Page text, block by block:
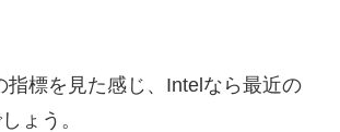
標を見た感じ、Intelなら最近の
ょう。